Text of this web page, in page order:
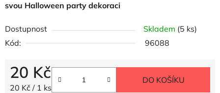
svou Halloween party dekoraci
Dostupnost Skladem (5 ks)
Kód:
96088
20 Kč
Měrná cena:
20 Kč / 1 ks
DO KOŠÍKU